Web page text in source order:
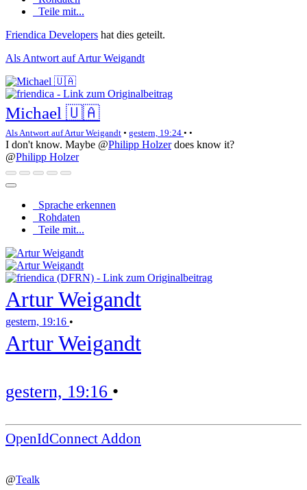
Teile mit...
Friendica Developers hat dies geteilt.
Als Antwort auf Artur Weigandt
Michael 🇺🇦
Als Antwort auf Artur Weigandt • gestern, 19:24 • •
I don't know. Maybe @Philipp Holzerdoes know it?
@Philipp Holzer
Sprache erkennen
Rohdaten
Teile mit...
Artur Weigandt
gestern, 19:16 •
Artur Weigandt
gestern, 19:16 •
OpenIdConnect Addon
@Tealk